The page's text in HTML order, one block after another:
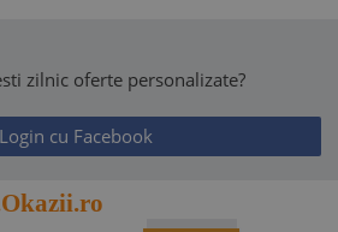
zilnic oferte personalizate?
cu Facebook